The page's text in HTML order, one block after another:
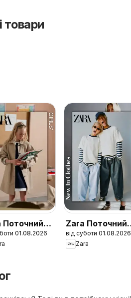
товари
Поточний
Girls
01.08.2026
Zara Поточний
каталог Boys
від суботи 01.08.2026
Zara